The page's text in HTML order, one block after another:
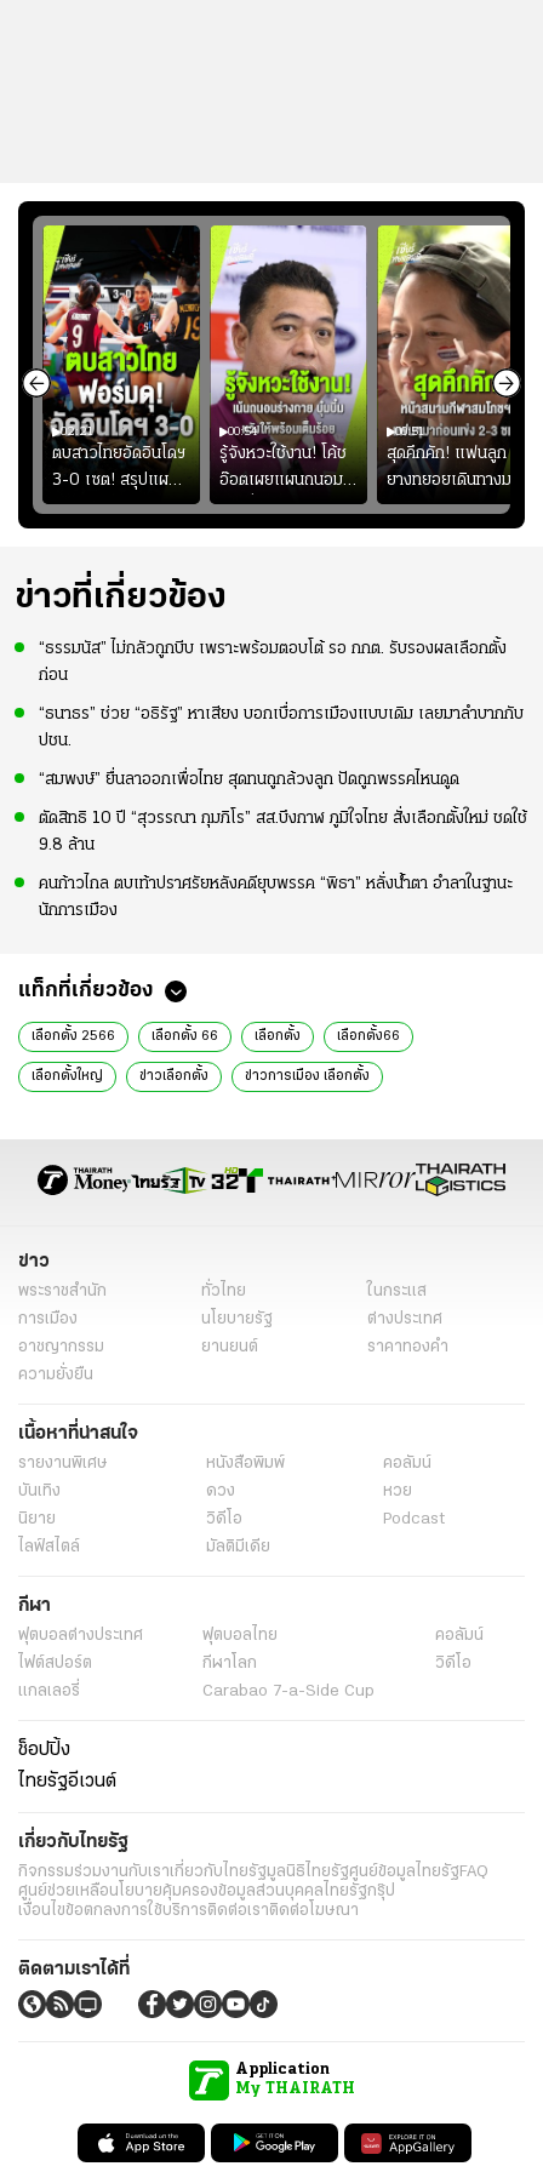
02:21
ตบสาวไทยอัดอินโดฯ
3-0 เซต! สรุปแผน
โค้ชอ๊อตติวเข้ม
ฟิตเนสต่อ พร้อมเผย
ไม่เต็มเกม
00:54
รู้จังหวะใช้งาน! โค้ช
อ๊อตเผยแผนถนอม
“บุ๋มบิ๋ม” เพื่อรักษา
ร่างกายให้พร้อมที่สุด
00:51
สุดคึกคัก! แฟนลูก
ยางทยอยเดินทางมา
หน้าสนามกีฬา
สมโภชฯ กันอย่าง
ข่าวที่เกี่ยวข้อง
“ธรรมนัส” ไม่กลัวถูกบีบ เพราะพร้อมตอบโต้ รอ กกต. รับรองผลเลือกตั้ง
ก่อน
“ธนาธร” ช่วย “อธิรัฐ” หาเสียง บอกเบื่อการเมืองแบบเดิม เลยมาลำบากกับ
ปชน.
“สมพงษ์” ยื่นลาออกเพื่อไทย สุดทนถูกล้วงลูก ปัดถูกพรรคไหนดูด
ตัดสิทธิ 10 ปี “สุวรรณา กุมภิโร” สส.บึงกาฬ ภูมิใจไทย สั่งเลือกตั้งใหม่ ชดใช้
9.8 ล้าน
คนก้าวไกล ตบเท้าปราศรัยหลังคดียุบพรรค “พิธา” หลั่งน้ำตา อำลาในฐานะ
นักการเมือง
แท็กที่เกี่ยวข้อง
เลือกตั้ง 2566 เลือกตั้ง 66 เลือกตั้ง เลือกตั้ง66
เลือกตั้งใหญ่ ข่าวเลือกตั้ง ข่าวการเมือง เลือกตั้ง
สงกรานต์ 2566 สงกรานต์
พลังประชารัฐ ข่าวทั่วไป
ข่าว
พระราชสำนัก ทั่วไทย
ในกระแส
การเมือง
นโยบายรัฐ
ต่างประเทศ
อาชญากรรม
ยานยนต์
ราคาทองคำ
ความยั่งยืน
เนื้อหาที่น่าสนใจ
รายงานพิเศษ หนังสือพิมพ์
คอลัมน์
บันเทิง
ดวง
หวย
นิยาย
วิดีโอ
Podcast
ไลฟ์สไตล์
มัลติมีเดีย
กีฬา
ฟุตบอลต่่างประเทศ ฟุตบอลไทย
คอลัมน์
ไฟต์สปอร์ต
กีฬาโลก
วิดีโอ
แกลเลอรี่
Carabao 7-a-Side Cup
ช็อปปิ้ง
ไทยรัฐอีเวนต์
เกี่ยวกับไทยรัฐ
กิจกรรมร่วมงานกับเราเกี่ยวกับไทยรัฐมูลนิธิไทยรัฐศูนย์ข้อมูลไทยรัฐFAQ
ศูนย์ช่วยเหลือนโยบายคุ้มครองข้อมูลส่วนบุคคลไทยรัฐกรุ๊ป
เงื่อนไขข้อตกลงการใช้บริการติดต่อเราติดต่อโฆษณา
ติดตามเราได้ที่
Application
My THAIRATH